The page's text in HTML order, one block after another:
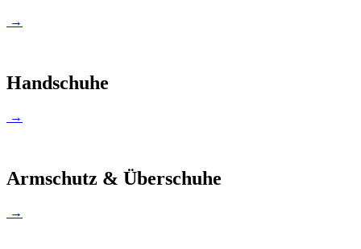
→
Handschuhe
→
Armschutz & Überschuhe
→